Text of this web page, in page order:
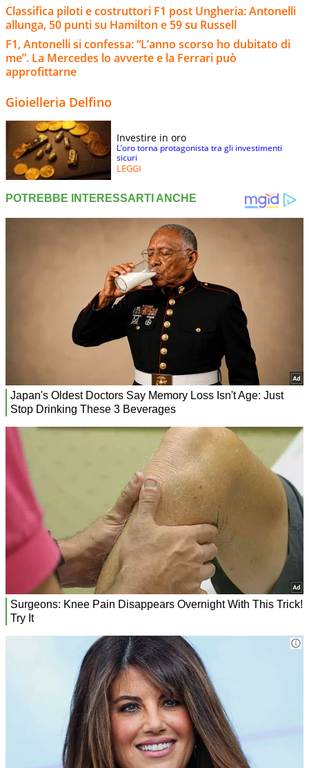
Classifica piloti e costruttori F1 post Ungheria: Antonelli
allunga, 50 punti su Hamilton e 59 su Russell
F1, Antonelli si confessa: “L’anno scorso ho dubitato di
me”. La Mercedes lo avverte e la Ferrari può
approfittarne
Gioielleria Delfino
Investire in oro
L’oro torna protagonista tra gli investimenti
sicuri
LEGGI